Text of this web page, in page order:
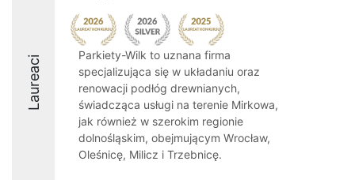
Laureaci
Parkiety-Wilk to uznana firma
specjalizująca się w układaniu oraz
renowacji podłóg drewnianych,
świadcząca usługi na terenie Mirkowa,
jak również w szerokim regionie
dolnośląskim, obejmującym Wrocław,
Oleśnicę, Milicz i Trzebnicę.